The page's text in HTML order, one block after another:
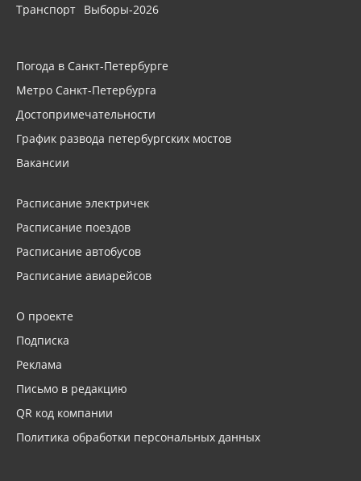
Транспорт Выборы-2026
Погода в Санкт-Петербурге
Метро Санкт-Петербурга
Достопримечательности
График развода петербургских мостов
Вакансии
Расписание электричек
Расписание поездов
Расписание автобусов
Расписание авиарейсов
О проекте
Подписка
Реклама
Письмо в редакцию
QR код компании
Политика обработки персональных данных